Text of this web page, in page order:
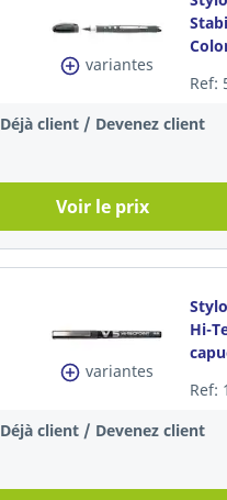
variantes
noire
Ref:
Déjà client / Devenez client
Voir le prix
variantes
Hi-
noir,
Ref:
Déjà client / Devenez client